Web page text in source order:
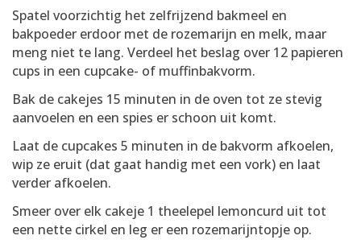
Spatel voorzichtig het zelfrijzend bakmeel en
bakpoeder erdoor met de rozemarijn en melk, maar
meng niet te lang. Verdeel het beslag over 12 papieren
cups in een cupcake- of muffinbakvorm.
Bak de cakejes 15 minuten in de oven tot ze stevig
aanvoelen en een spies er schoon uit komt.
Laat de cupcakes 5 minuten in de bakvorm afkoelen,
wip ze eruit (dat gaat handig met een vork) en laat
verder afkoelen.
Smeer over elk cakeje 1 theelepel lemoncurd uit tot
een nette cirkel en leg er een rozemarijntopje op.